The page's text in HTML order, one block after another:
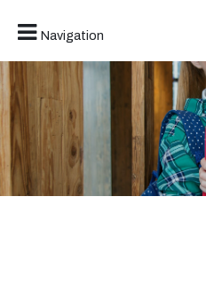
Navigation